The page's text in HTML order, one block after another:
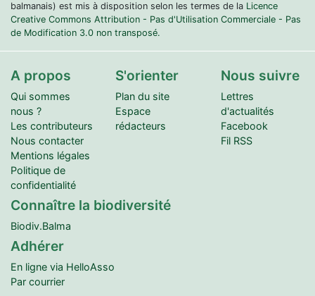
balmanais) est mis à disposition selon les termes de la Licence
Creative Commons Attribution - Pas d'Utilisation Commerciale - Pas
de Modification 3.0 non transposé.
A propos
Qui sommes
nous ?
Les contributeurs
Nous contacter
Mentions légales
Politique de
confidentialité
S'orienter
Plan du site
Espace
rédacteurs
Nous suivre
Lettres
d'actualités
Facebook
Fil RSS
Connaître la biodiversité
Biodiv.Balma
Adhérer
En ligne via HelloAsso
Par courrier